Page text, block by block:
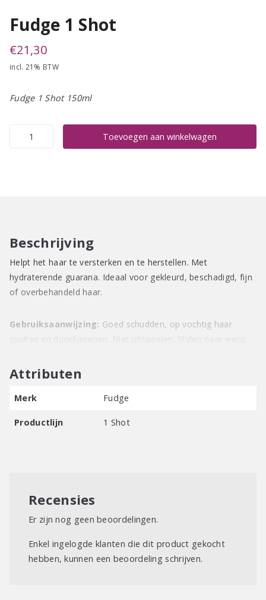
Fudge 1 Shot
€21,30
incl. 21% BTW
Fudge 1 Shot 150ml
Fudge
Toevoegen aan winkelwagen
Beschrijving
Helpt het haar te versterken en te herstellen. Met
hydraterende guarana. Ideaal voor gekleurd, beschadigd, fijn
of overbehandeld haar.
Gebruiksaanwijzing: Goed schudden, op vochtig haar
spuiten en doorkammen. Niet uitspoelen. Stylen naar wens.
Attributen
Merk Fudge
Productlijn 1 Shot
Recensies
Er zijn nog geen beoordelingen.
Enkel ingelogde klanten die dit product gekocht
hebben, kunnen een beoordeling schrijven.